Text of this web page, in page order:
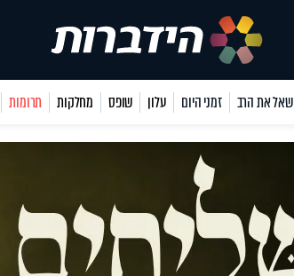
שאל את הרב זמני היום עלון שופס מחלקות תרומות